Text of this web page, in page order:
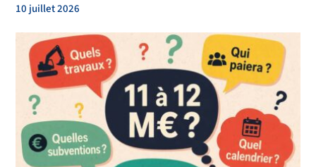
10 juillet 2026